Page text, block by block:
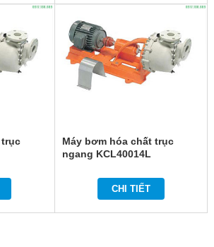
trục
Máy bơm hóa chất trục
ngang KCL40014L
CHI TIẾT